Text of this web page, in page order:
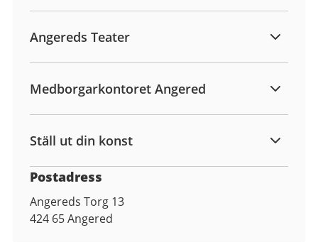
Angereds Teater
Medborgarkontoret Angered
Ställ ut din konst
Postadress
Angereds Torg 13
424 65Angered